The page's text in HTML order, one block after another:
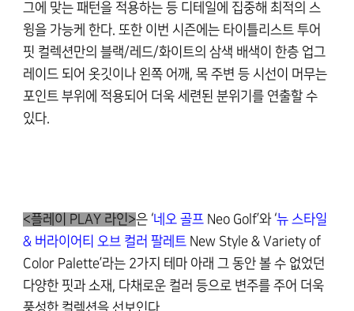
그에 맞는 패턴을 적용하는 등 디테일에 집중해 최적의 스
윙을 가능케 한다. 또한 이번 시즌에는 타이틀리스트 투어
핏 컬렉션만의 블랙/레드/화이트의 삼색 배색이 한층 업그
레이드 되어 옷깃이나 왼쪽 어깨, 목 주변 등 시선이 머무는
포인트 부위에 적용되어 더욱 세련된 분위기를 연출할 수
있다.
<플레이 PLAY 라인>은 ‘네오 골프 Neo Golf’와 ‘뉴 스타일
& 버라이어티 오브 컬러 팔레트New Style & Variety of
Color Palette’라는 2가지 테마 아래 그 동안 볼 수 없었던
다양한 핏과 소재, 다채로운 컬러 등으로 변주를 주어 더욱
풍성한 컬렉션을 선보인다.